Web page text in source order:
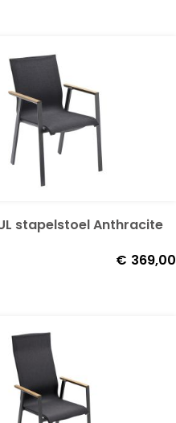
stapelstoel Anthracite
€ 369,00